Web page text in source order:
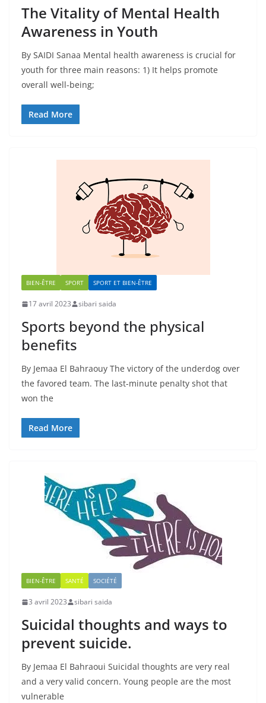
The Vitality of Mental Health
Awareness in Youth
By SAIDI Sanaa Mental health awareness is crucial for
youth for three main reasons: 1) It helps promote
overall well-being;
Read More
BIEN-ÊTRE SPORT SPORT ET BIEN-ÊTRE
17 avril 2023 sibari saida
Sports beyond the physical
benefits
By Jemaa El Bahraouy The victory of the underdog over
the favored team. The last-minute penalty shot that
won the
Read More
BIEN-ÊTRE SANTÉ SOCIÉTÉ
3 avril 2023 sibari saida
Suicidal thoughts and ways to
prevent suicide.
By Jemaa El Bahraoui Suicidal thoughts are very real
and a very valid concern. Young people are the most
vulnerable